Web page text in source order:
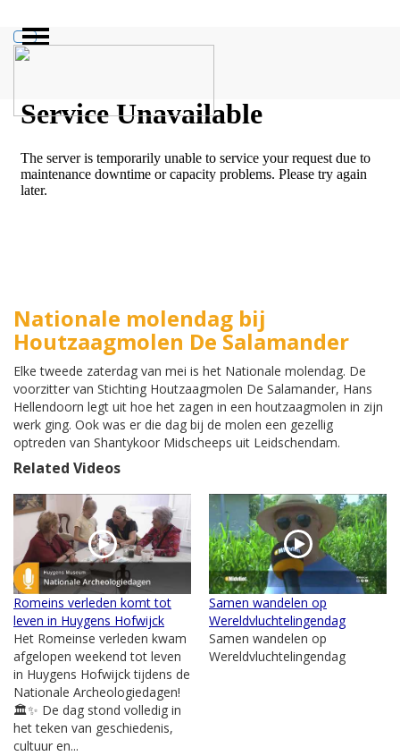
Nationale molendag bij
Houtzaagmolen De Salamander
Elke tweede zaterdag van mei is het Nationale molendag. De
voorzitter van Stichting Houtzaagmolen De Salamander, Hans
Hellendoorn legt uit hoe het zagen in een houtzaagmolen in zijn
werk ging. Ook was er die dag bij de molen een gezellig
optreden van Shantykoor Midscheeps uit Leidschendam.
Related Videos
Romeins verleden komt tot
leven in Huygens Hofwijck
Het Romeinse verleden kwam
afgelopen weekend tot leven
in Huygens Hofwijck tijdens de
Nationale Archeologiedagen!
🏛️✨ De dag stond volledig in
het teken van geschiedenis,
cultuur en...
Samen wandelen op
Wereldvluchtelingendag
Samen wandelen op
Wereldvluchtelingendag